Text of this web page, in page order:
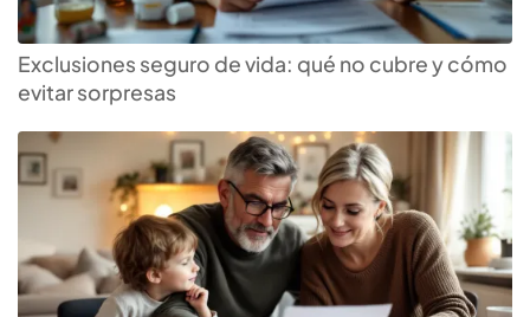
Exclusiones seguro de vida: qué no cubre y cómo
evitar sorpresas